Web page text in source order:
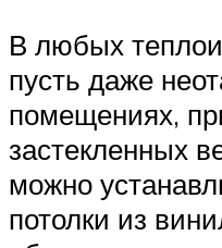
В любых
пусть даже
помещениях,
застекленных
можно
потолки из